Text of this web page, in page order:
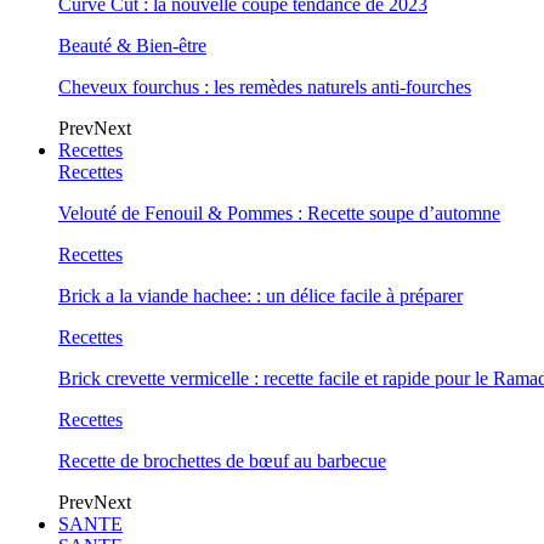
Curve Cut : la nouvelle coupe tendance de 2023
Beauté & Bien-être
Cheveux fourchus : les remèdes naturels anti-fourches
PrevNext
Recettes
Recettes
Velouté de Fenouil & Pommes : Recette soupe d’automne
Recettes
Brick a la viande hachee: : un délice facile à préparer
Recettes
Brick crevette vermicelle : recette facile et rapide pour le
Recettes
Recette de brochettes de bœuf au barbecue
PrevNext
SANTE